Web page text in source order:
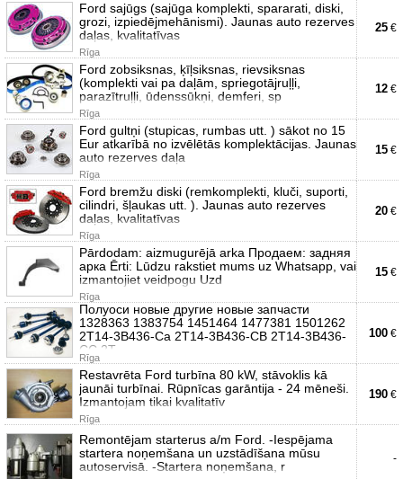
Ford sajūgs (sajūga komplekti, spararati, diski,
grozi, izpiedējmehānismi). Jaunas auto rezerves
daļas, kvalitatīvas
Rīga
25 €
Ford zobsiksnas, ķīļsiksnas, rievsiksnas
(komplekti vai pa daļām, spriegotājruļļi,
parazītruļļi, ūdenssūkņi, demferi, sp
Rīga
12 €
Ford gultņi (stupicas, rumbas utt. ) sākot no 15
Eur atkarībā no izvēlētās komplektācijas. Jaunas
auto rezerves daļa
Rīga
15 €
Ford bremžu diski (remkomplekti, kluči, suporti,
cilindri, šļaukas utt. ). Jaunas auto rezerves
daļas, kvalitatīvas
Rīga
20 €
Pārdodam: aizmugurējā arka Продаем: задняя
арка Ērti: Lūdzu rakstiet mums uz Whatsapp, vai
izmantojiet veidpogu Uzd
Rīga
15 €
Полуоси новые другие новые запчасти
1328363 1383754 1451464 1477381 1501262
2T14-3B436-Ca 2T14-3B436-CB 2T14-3B436-
CC 2T
Rīga
100 €
Restavrēta Ford turbīna 80 kW, stāvoklis kā
jaunāi turbīnai. Rūpnīcas garāntija - 24 mēneši.
Izmantojam tikai kvalitatīv
Rīga
190 €
Remontējam starterus a/m Ford. -Iespējama
startera noņemšana un uzstādīšana mūsu
autoservisā. -Startera noņemšana, r
-